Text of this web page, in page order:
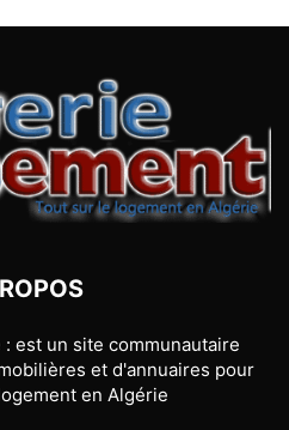
est un site communautaire
et d'annuaires pour
en Algérie